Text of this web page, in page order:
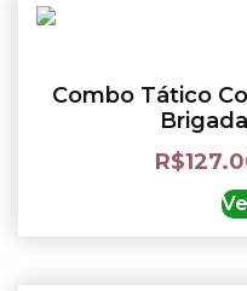
Combo Tático
R$